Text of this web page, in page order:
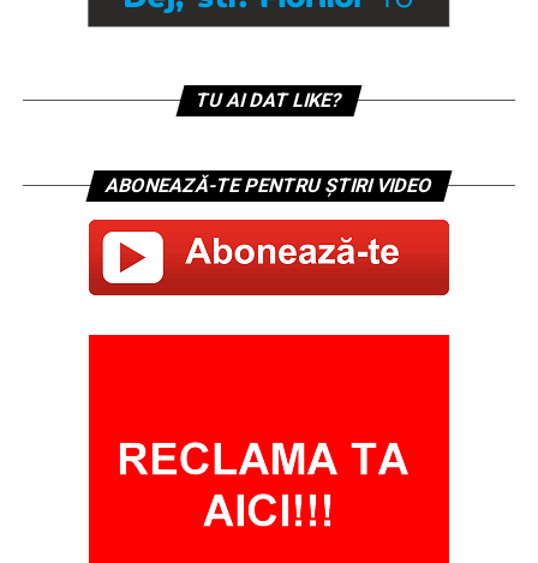
TU AI DAT LIKE?
ABONEAZĂ-TE PENTRU ȘTIRI VIDEO